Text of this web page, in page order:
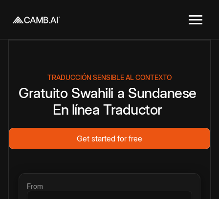
TRADUCCIÓN SENSIBLE AL CONTEXTO
Gratuito Swahili a Sundanese
En línea Traductor
Get started for free
From